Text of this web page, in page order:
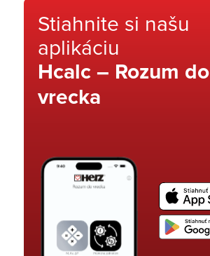
Stiahnite si našu
aplikáciu
Hcalc – Rozum do
vrecka